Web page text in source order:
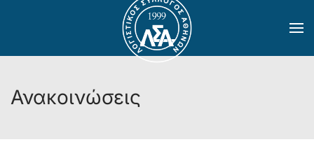
Skip to main content
Ανακοινώσεις